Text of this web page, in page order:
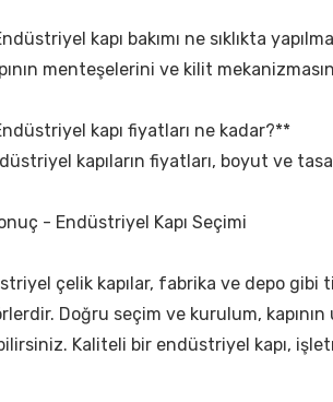
kapı bakımı ne sıklıkta
menteşelerini ve kilit
kapı fiyatları ne kadar?**
kapıların fiyatları, boyut ve
- Endüstriyel Kapı Seçimi
çelik kapılar, fabrika ve depo gibi
Doğru seçim ve kurulum,
Kaliteli bir endüstriyel kapı,